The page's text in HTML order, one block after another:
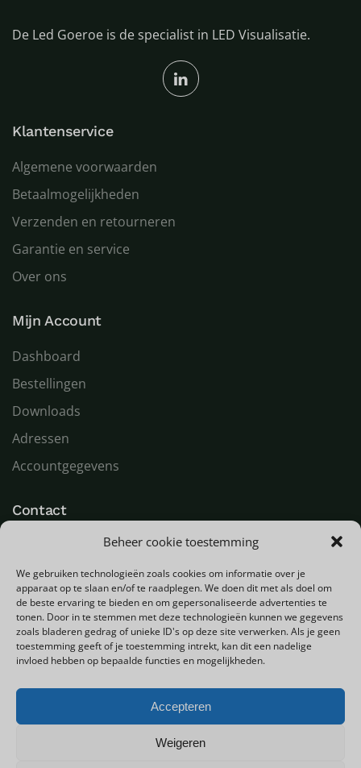
Beheer cookie toestemming
We gebruiken technologieën zoals cookies om informatie over je
apparaat op te slaan en/of te raadplegen. We doen dit met als doel om
de beste ervaring te bieden en om gepersonaliseerde advertenties te
tonen. Door in te stemmen met deze technologieën kunnen we gegevens
zoals bladeren gedrag of unieke ID's op deze site verwerken. Als je geen
toestemming geeft of je toestemming intrekt, kan dit een nadelige
invloed hebben op bepaalde functies en mogelijkheden.
Accepteren
Weigeren
De Led Goeroe is de specialist in LED Visualisatie.
Klantenservice
Algemene voorwaarden
Betaalmogelijkheden
Verzenden en retourneren
Garantie en service
Over ons
Mijn Account
Dashboard
Bestellingen
Downloads
Adressen
Accountgegevens
Contact
9482 WR Tynaarlo
Nederland
T+31 (0) 592 580000
Einfo@ledgoeroe.nl
Copyright © 2025 - Alle rechten voorbehouden